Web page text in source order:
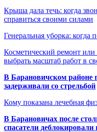
Крыша дала течь: когда
справиться своими силами
Генеральная уборка: когда
Косметический ремонт
выбрать масштаб работ в
В Барановичском районе
задерживали со стрельбой
Кому показана лечебная
В Барановичах после
спасатели деблокировали